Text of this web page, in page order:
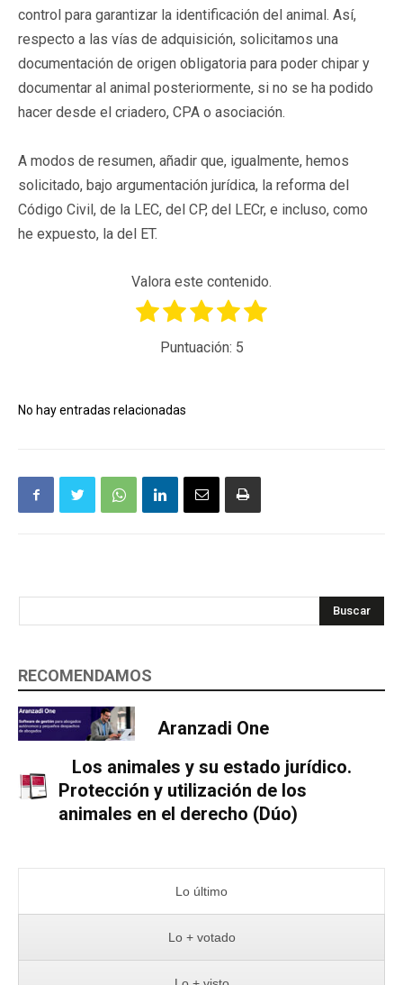
control para garantizar la identificación del animal. Así,
respecto a las vías de adquisición, solicitamos una
documentación de origen obligatoria para poder chipar y
documentar al animal posteriormente, si no se ha podido
hacer desde el criadero, CPA o asociación.
A modos de resumen, añadir que, igualmente, hemos
solicitado, bajo argumentación jurídica, la reforma del
Código Civil, de la LEC, del CP, del LECr, e incluso, como
he expuesto, la del ET.
Valora este contenido.
Puntuación: 5
No hay entradas relacionadas
Buscar
RECOMENDAMOS
Aranzadi One
Los animales y su estado jurídico.
Protección y utilización de los
animales en el derecho (Dúo)
Lo último
Lo + votado